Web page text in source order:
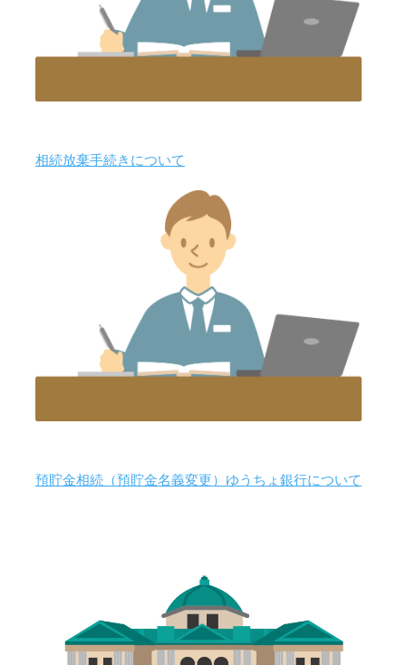
相続放棄手続きについて
預貯金相続（預貯金名義変更）ゆうちょ銀行について